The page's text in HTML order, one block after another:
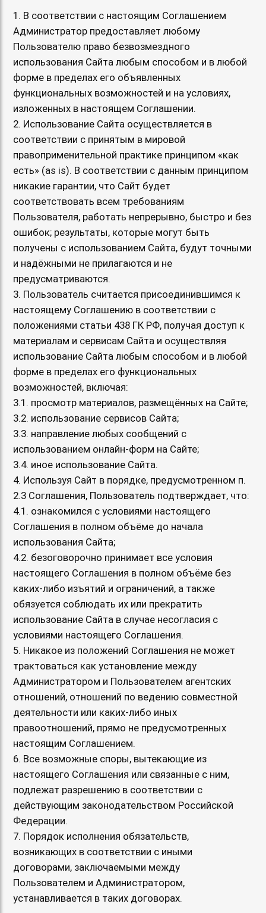
1. В соответствии с настоящим Соглашением
Администратор предоставляет любому
Пользователю право безвозмездного
использования Сайта любым способом и в любой
форме в пределах его объявленных
функциональных возможностей и на условиях,
изложенных в настоящем Соглашении.
2. Использование Сайта осуществляется в
соответствии с принятым в мировой
правоприменительной практике принципом «как
есть» (as is). В соответствии с данным принципом
никакие гарантии, что Сайт будет
соответствовать всем требованиям
Пользователя, работать непрерывно, быстро и без
ошибок; результаты, которые могут быть
получены с использованием Сайта, будут точными
и надёжными не прилагаются и не
предусматриваются.
3. Пользователь считается присоединившимся к
настоящему Соглашению в соответствии с
положениями статьи 438 ГК РФ, получая доступ к
материалам и сервисам Сайта и осуществляя
использование Сайта любым способом и в любой
форме в пределах его функциональных
возможностей, включая:
3.1. просмотр материалов, размещённых на Сайте;
3.2. использование сервисов Сайта;
3.3. направление любых сообщений с
использованием онлайн-форм на Сайте;
3.4. иное использование Сайта.
4. Используя Сайт в порядке, предусмотренном п.
2.3 Соглашения, Пользователь подтверждает, что:
4.1. ознакомился с условиями настоящего
Соглашения в полном объёме до начала
использования Сайта;
4.2. безоговорочно принимает все условия
настоящего Соглашения в полном объёме без
каких-либо изъятий и ограничений, а также
обязуется соблюдать их или прекратить
использование Сайта в случае несогласия с
условиями настоящего Соглашения.
5. Никакое из положений Соглашения не может
трактоваться как установление между
Администратором и Пользователем агентских
отношений, отношений по ведению совместной
деятельности или каких-либо иных
правоотношений, прямо не предусмотренных
настоящим Соглашением.
6. Все возможные споры, вытекающие из
настоящего Соглашения или связанные с ним,
подлежат разрешению в соответствии с
действующим законодательством Российской
Федерации.
7. Порядок исполнения обязательств,
возникающих в соответствии с иными
договорами, заключаемыми между
Пользователем и Администратором,
устанавливается в таких договорах.